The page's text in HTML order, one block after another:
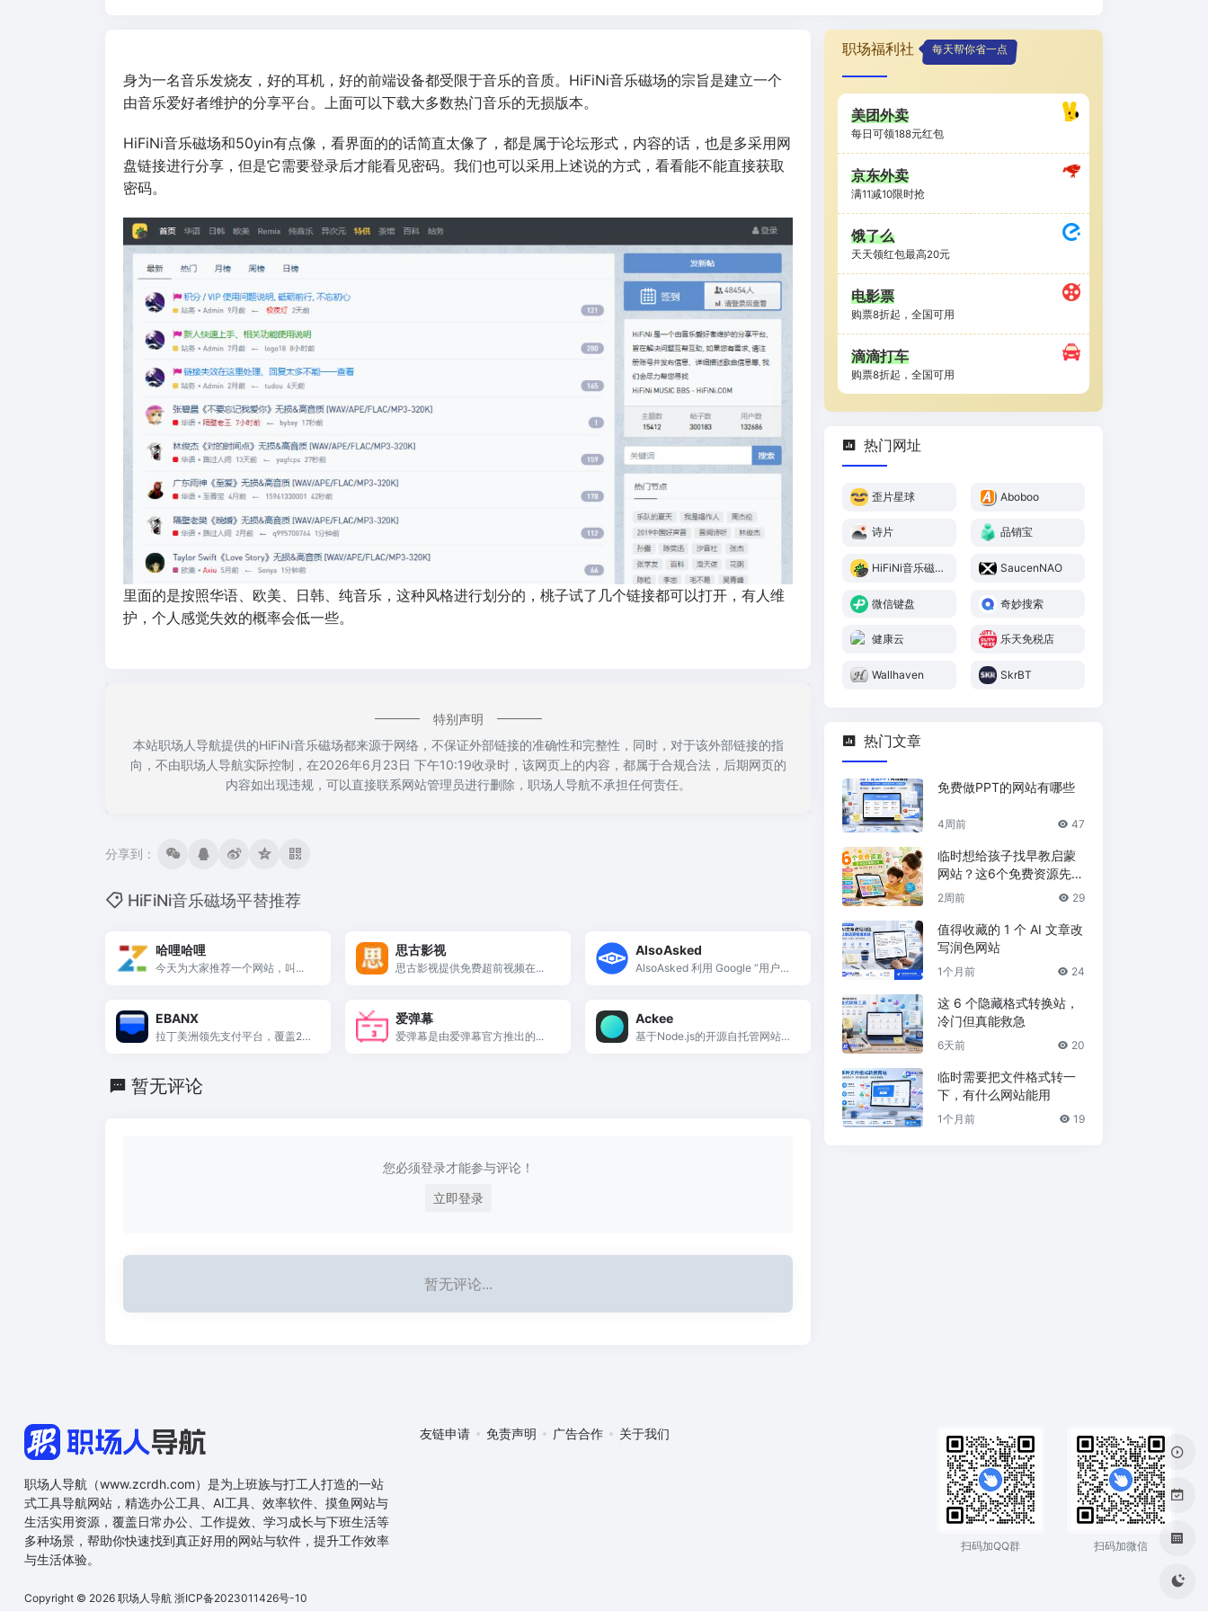
身为一名音乐发烧友，好的耳机，好的前端设备都受限于音乐的音质。HiFiNi音乐磁场的宗旨是建立一个
由音乐爱好者维护的分享平台。上面可以下载大多数热门音乐的无损版本。
HiFiNi音乐磁场和50yin有点像，看界面的的话简直太像了，都是属于论坛形式，内容的话，也是多采用网
盘链接进行分享，但是它需要登录后才能看见密码。我们也可以采用上述说的方式，看看能不能直接获取
密码。
里面的是按照华语、欧美、日韩、纯音乐，这种风格进行划分的，桃子试了几个链接都可以打开，有人维
护，个人感觉失效的概率会低一些。
特别声明
本站职场人导航提供的HiFiNi音乐磁场都来源于网络，不保证外部链接的准确性和完整性，同时，对于该外部链接的指
向，不由职场人导航实际控制，在2026年6月23日 下午10:19收录时，该网页上的内容，都属于合规合法，后期网页的
内容如出现违规，可以直接联系网站管理员进行删除，职场人导航不承担任何责任。
分享到：
HiFiNi音乐磁场平替推荐
哈哩哈哩
今天为大家推荐一个网站，叫...
思古影视
思古影视提供免费超前视频在...
AlsoAsked
AlsoAsked 利用 Google “用户还
长尾关键词。
EBANX
拉丁美洲领先支付平台，覆盖29
西哥OXXO等本地化收单方案。
爱弹幕
爱弹幕是由爱弹幕官方推出的...
Ackee
基于Node.js的开源自托管网站分
暂无评论
您必须登录才能参与评论！
立即登录
暂无评论...
职场福利社 每天帮你省一点
美团外卖
每日可领188元红包
京东外卖
满11减10限时抢
饿了么
天天领红包最高20元
电影票
购票8折起，全国可用
滴滴打车
购票8折起，全国可用
热门网址
歪片星球 Aboboo
诗片 品销宝
HiFiNi音乐磁
SaucenNAO
微信键盘 奇妙搜索
健康云 乐天免税店
Wallhaven SkrBT
热门文章
免费做PPT的网站有哪些
4周前 47
临时想给孩子找早教启蒙
网站？这6个免费资源先收
藏
2周前 29
值得收藏的 1 个 AI 文章改
写润色网站
1个月前 24
这 6 个隐藏格式转换站，
冷门但真能救急
6天前 20
临时需要把文件格式转一
下，有什么网站能用
1个月前 19
职场人导航（www.zcrdh.com）是为上班族与打工人打造的一站
式工具导航网站，精选办公工具、AI工具、效率软件、摸鱼网站与
生活实用资源，覆盖日常办公、工作提效、学习成长与下班生活等
多种场景，帮助你快速找到真正好用的网站与软件，提升工作效率
与生活体验。
友链申请 免责声明 广告合作 关于我们
扫码加QQ群 扫码加微信
Copyright © 2026 职场人导航 浙ICP备2023011426号-10